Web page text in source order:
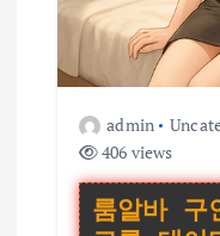
admin
406 views
룸알바 구